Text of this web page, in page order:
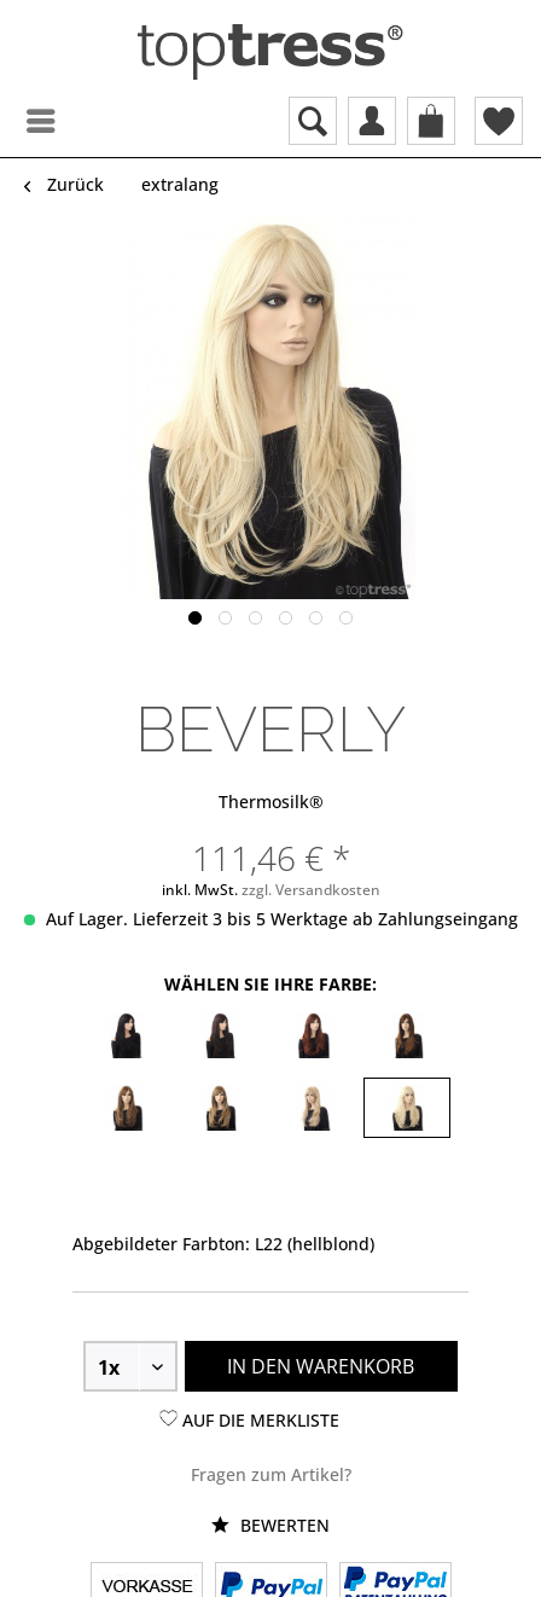
Zurück extralang
BEVERLY
Thermosilk®
111,46 € *
inkl. MwSt.zzgl. Versandkosten
Auf Lager. Lieferzeit 3 bis 5 Werktage ab Zahlungseingang
WÄHLEN SIE IHRE FARBE:
Abgebildeter Farbton: L22 (hellblond)
IN DEN WARENKORB
AUF DIE MERKLISTE
Fragen zum Artikel?
BEWERTEN